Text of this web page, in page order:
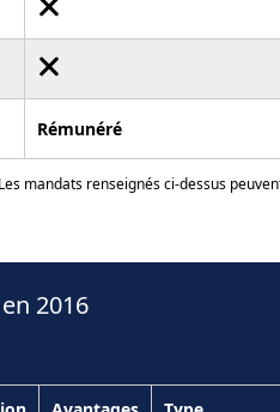
Rémunéré
mandats renseignés ci-dessus
2016